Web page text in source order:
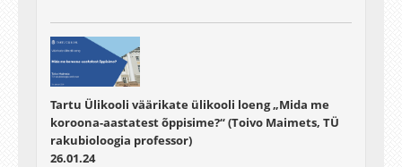
Tartu Ülikooli väärikate ülikooli loeng „Mida me
koroona-aastatest õppisime?“ (Toivo Maimets, TÜ
rakubioloogia professor)
26.01.24